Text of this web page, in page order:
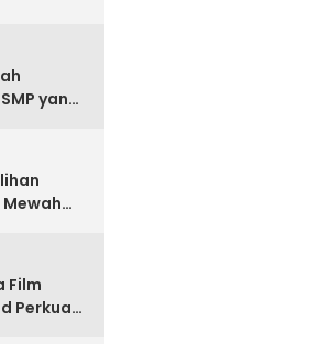
yang
AI
Dunia
Film
Perkuat